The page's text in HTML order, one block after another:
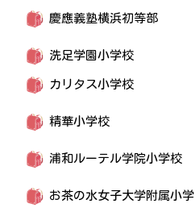
慶應義塾横浜初等部
洗足学園小学校
カリタス小学校
精華小学校
浦和ルーテル学院小学校
お茶の水女子大学附属小学